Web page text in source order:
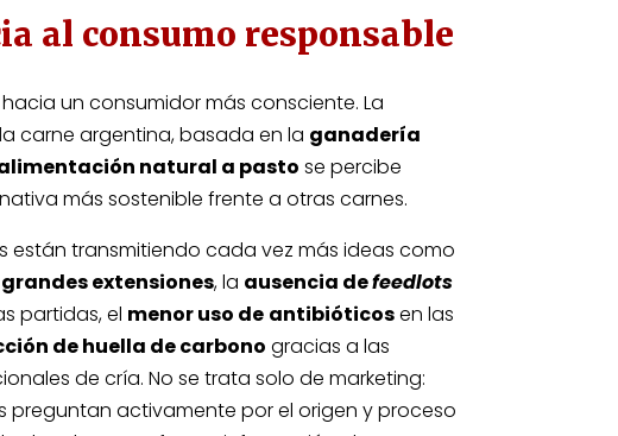
al consumo responsable
un consumidor más consciente. La
carne argentina, basada en la ganadería
natural a pasto se percibe
más sostenible frente a otras carnes.
están transmitiendo cada vez más ideas como
extensiones, la ausencia defeedlots
partidas, el menor uso de antibióticosen las
de huella de carbono gracias a las
de cría. No se trata solo de marketing:
preguntan activamente por el origen y proceso